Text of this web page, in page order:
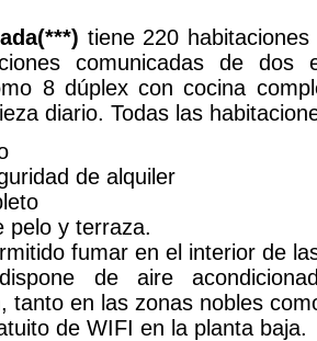
tiene 220
comunicadas de dos
8 dúplex con cocina
diario. Todas las
de alquiler
pelo y terraza.
fumar en el interior de
de aire
tanto en las zonas nobles
de WIFI en la planta baja.